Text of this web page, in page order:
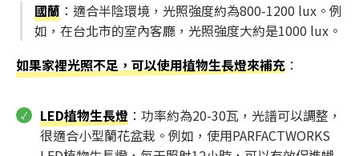
國蘭 ：適合半陰環境，光照強度約為800-1200 lux。例
如，在台北市的室內客廳，光照強度大約是1000 lux。
如果家裡光照不足，可以使用植物生長燈來補充 ：
LED植物生長燈 ：功率約為20-30瓦，光譜可以調整，
很適合小型蘭花盆栽。例如，使用PARFACTWORKS